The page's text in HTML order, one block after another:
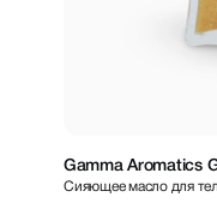
Gamma Aromatics
Сияющее масло для